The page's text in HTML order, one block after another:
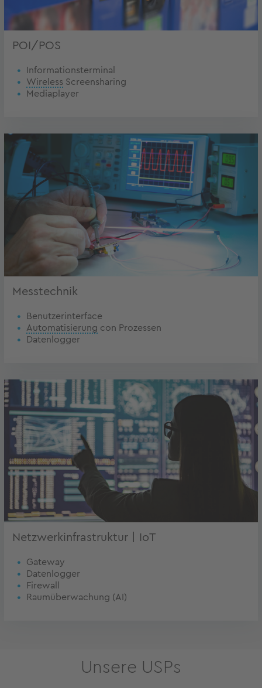
POI/POS
Informationsterminal
Wireless Screensharing
Mediaplayer
Messtechnik
Benutzerinterface
Automatisierung con Prozessen
Datenlogger
Netzwerkinfrastruktur | IoT
Gateway
Datenlogger
Firewall
Raumüberwachung (AI)
Unsere USPs